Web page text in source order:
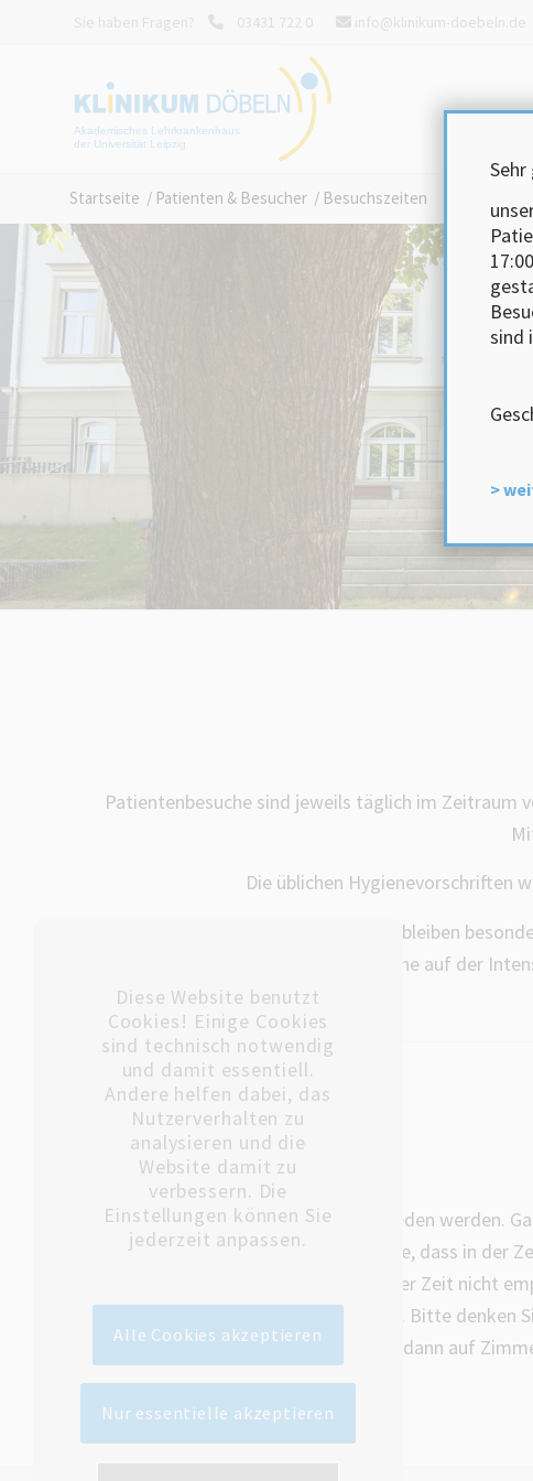
Sie haben Fragen? 03431 722 0 info@klinikum-doebeln.de
Akademisches Lehrkrankenhaus
der Universität Leipzig
Startseite / Patienten & Besucher / Besuchszeiten
Patientenbesuche sind jeweils täglich im Zeitraum
Die üblichen Hygienevorschriften
Von der festen Besuchszeit unberührt bleiben
werden. Besuche auf der
Ruhezeiten
Im Krankenhaus sollte jeder Lärm vermieden werden.
das für die Ruhezeiten. Bitte beachten Sie, dass in der
Uhr Mittagsruhe ist und Besucher in dieser Zeit nicht
können. Die Nachtruhe beginnt 22.00 Uhr. Bitte denken
Fernseher und sonstige Rundfunkgeräte dann auf
gestellt werden.
Diese Website benutzt
Cookies! Einige Cookies
sind technisch notwendig
und damit essentiell.
Andere helfen dabei, das
Nutzerverhalten zu
analysieren und die
Website damit zu
verbessern. Die
Einstellungen können Sie
jederzeit anpassen.
Alle Cookies akzeptieren
Nur essentielle akzeptieren
sind
>